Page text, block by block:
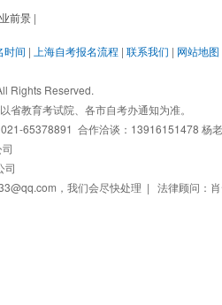
前景|
时间 | 上海自考报名流程 | 联系我们 | 网站地图
Rights Reserved.
教育考试院、各市自考办通知为准。
65378891 合作洽谈：13916151478 杨
司
，我们会尽快处理 | 法律顾问：